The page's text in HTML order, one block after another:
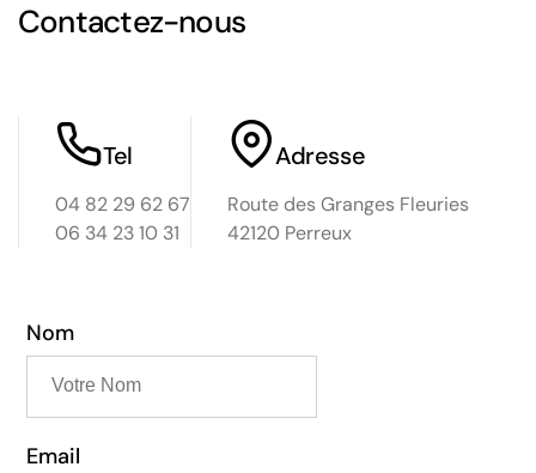
Contactez-nous
Tel
04 82 29 62 67
06 34 23 10 31
Adresse
Route des Granges Fleuries
42120 Perreux
Nom
Email